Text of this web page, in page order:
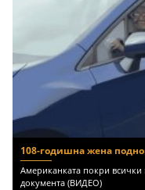
108-годишна жена
Американката покри всички
документа (ВИДЕО)